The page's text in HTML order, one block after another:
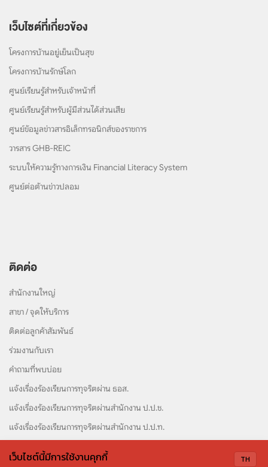
เว็บไซต์ที่เกี่ยวข้อง
โครงการบ้านอยู่เย็นเป็นสุข
โครงการบ้านรักษ์โลก
ศูนย์เรียนรู้สำหรับเจ้าหน้าที่
ศูนย์เรียนรู้สำหรับผู้มีส่วนได้ส่วนเสีย
ศูนย์ข้อมูลข่าวสารอิเล็กทรอนิกส์ของราชการ
วารสาร GHB-REIC
ระบบให้ความรู้ทางการเงิน Financial Literacy System
ศูนย์ต่อต้านข่าวปลอม
ติดต่อ
สำนักงานใหญ่
สาขา / จุดให้บริการ
ติดต่อลูกค้าสัมพันธ์
ร่วมงานกับเรา
คำถามที่พบบ่อย
แจ้งเรื่องร้องเรียนการทุจริตผ่าน ธอส.
แจ้งเรื่องร้องเรียนการทุจริตผ่านสำนักงาน ป.ป.ช.
แจ้งเรื่องร้องเรียนการทุจริตผ่านสำนักงาน ป.ป.ท.
TH
เว็บไซต์นี้มีการใช้งานคุกกี้